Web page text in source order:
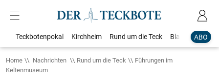
ABO
Teckbotenpokal Kirchheim Rund um die Teck Blaulicht
Home Nachrichten Rund um die Teck
Führungen im
Keltenmuseum